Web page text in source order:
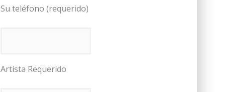
Su teléfono (requerido)
Artista Requerido